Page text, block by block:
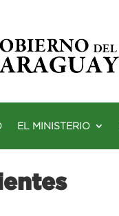
EL MINISTERIO